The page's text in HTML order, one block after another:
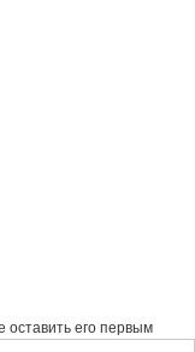
оставить его первым